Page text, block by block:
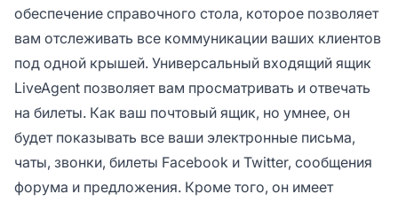
обеспечение справочного стола, которое позволяет
вам отслеживать все коммуникации ваших клиентов
под одной крышей. Универсальный входящий ящик
LiveAgent позволяет вам просматривать и отвечать
на билеты. Как ваш почтовый ящик, но умнее, он
будет показывать все ваши электронные письма,
чаты, звонки, билеты Facebook и Twitter, сообщения
форума и предложения. Кроме того, он имеет